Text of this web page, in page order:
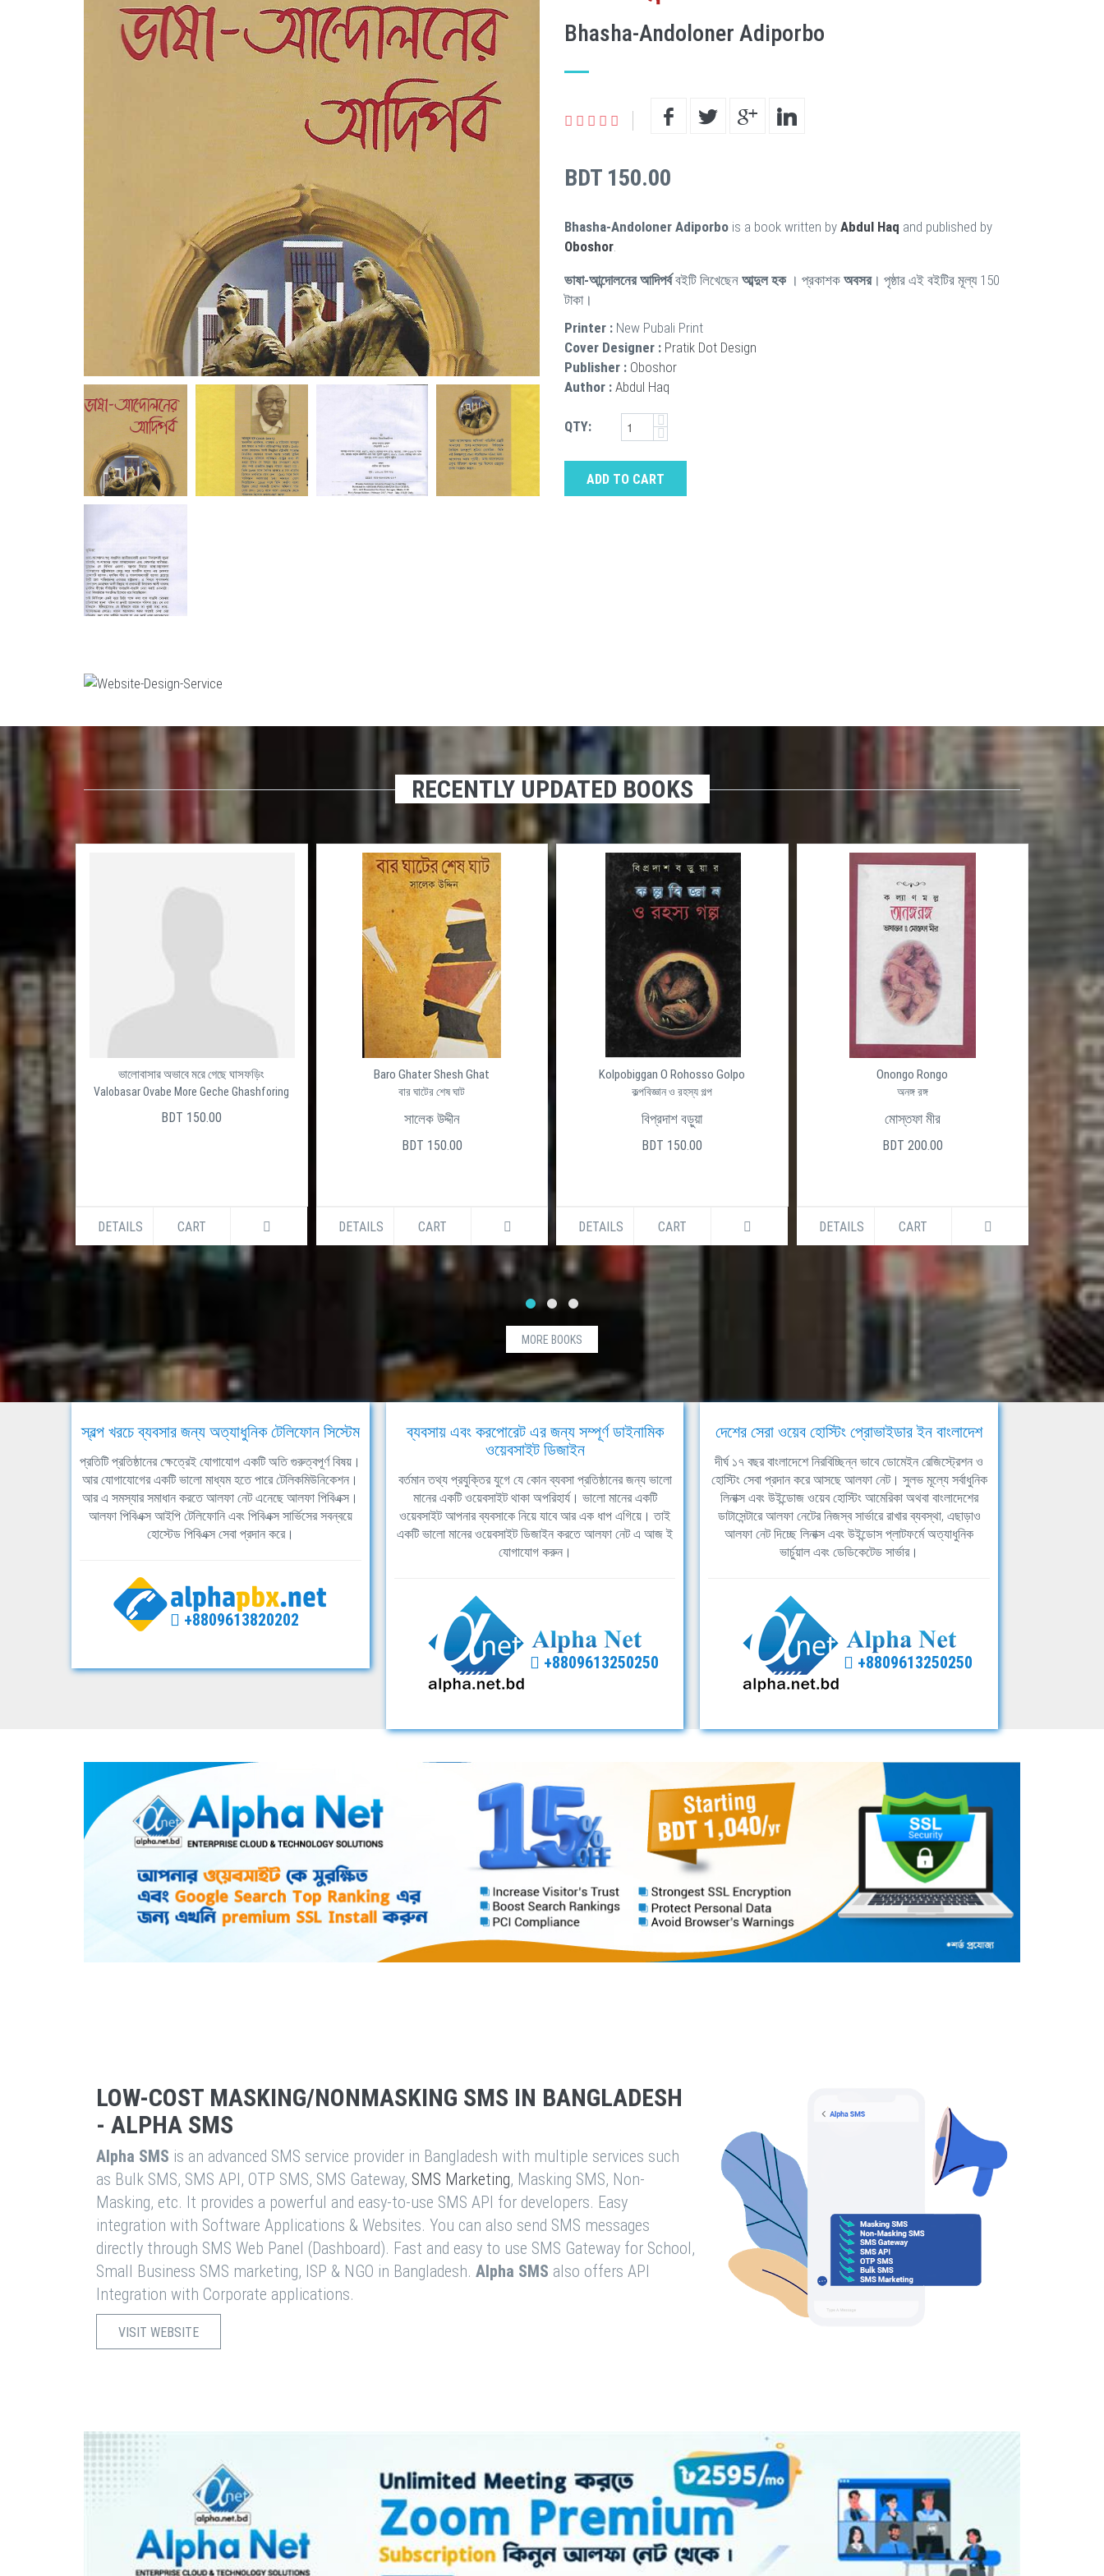
Bhasha-Andoloner Adiporbo
BDT 150.00
Bhasha-Andoloner Adiporbo is a book written by Abdul Haq and published by
Oboshor.
ভাষা-আন্দোলনের আদিপর্ববইটি লিখেছেন আব্দুল হক । প্রকাশক অবসর। পৃষ্ঠার এই বইটির মূল্য 150
টাকা।
Printer : New Pubali Print
Cover Designer : Pratik Dot Design
Publisher : Oboshor
Author : Abdul Haq
QTY:
ADD TO CART
RECENTLY UPDATED BOOKS
ভালোবাসার অভাবে মরে গেছে ঘাসফড়িং
Valobasar Ovabe More Geche Ghashforing
BDT 150.00
DETAILS CART
Baro Ghater Shesh Ghat
বার ঘাটের শেষ ঘাট
সালেক উদ্দীন
BDT 150.00
DETAILS CART
Kolpobiggan O Rohosso Golpo
কল্পবিজ্ঞান ও রহস্য গল্প
বিপ্রদাশ বড়ুয়া
BDT 150.00
DETAILS CART
Onongo Rongo
অনঙ্গ রঙ্গ
মোস্তফা মীর
BDT 200.00
DETAILS CART DETAILS
MORE BOOKS
স্বল্প খরচে ব্যবসার জন্য অত্যাধুনিক টেলিফোন সিস্টেম
প্রতিটি প্রতিষ্ঠানের ক্ষেত্রেই যোগাযোগ একটি অতি গুরুত্বপূর্ণ বিষয়।
আর যোগাযোগের একটি ভালো মাধ্যম হতে পারে টেলিকমিউনিকেশন।
আর এ সমস্যার সমাধান করতে আলফা নেট এনেছে আলফা পিবিএক্স।
আলফা পিবিএক্স আইপি টেলিফোনি এবং পিবিএক্স সার্ভিসের সবন্বয়ে
হোস্টেড পিবিএক্স সেবা প্রদান করে।
+8809613820202
ব্যবসায় এবং করপোরেট এর জন্য সম্পূর্ণ ডাইনামিক
ওয়েবসাইট ডিজাইন
বর্তমান তথ্য প্রযুক্তির যুগে যে কোন ব্যবসা প্রতিষ্ঠানের জন্য ভালো
মানের একটি ওয়েবসাইট থাকা অপরিহার্য। ভালো মানের একটি
ওয়েবসাইট আপনার ব্যবসাকে নিয়ে যাবে আর এক ধাপ এগিয়ে। তাই
একটি ভালো মানের ওয়েবসাইট ডিজাইন করতে আলফা নেট এ আজ ই
যোগাযোগ করুন।
+8809613250250
দেশের সেরা ওয়েব হোস্টিং প্রোভাইডার ইন বাংলাদেশ
দীর্ঘ ১৭ বছর বাংলাদেশে নিরবিচ্ছিন্ন ভাবে ডোমেইন রেজিস্ট্রেশন ও
হোস্টিং সেবা প্রদান করে আসছে আলফা নেট। সুলভ মূল্যে সর্বাধুনিক
লিনাক্স এবং উইন্ডোজ ওয়েব হোস্টিং আমেরিকা অথবা বাংলাদেশের
ডাটাসেন্টারে আলফা নেটের নিজস্ব সার্ভারে রাখার ব্যবস্থা, এছাড়াও
আলফা নেট দিচ্ছে লিনাক্স এবং উইন্ডোস প্লাটফর্মে অত্যাধুনিক
ভার্চুয়াল এবং ডেডিকেটেড সার্ভার।
+8809613250250
LOW-COST MASKING/NONMASKING SMS IN BANGLADESH
- ALPHA SMS
Alpha SMS is an advanced SMS service provider in Bangladesh with multiple services such
as Bulk SMS, SMS API, OTP SMS, SMS Gateway, SMS Marketing, Masking SMS, Non-
Masking, etc. It provides a powerful and easy-to-use SMS API for developers. Easy
integration with Software Applications & Websites. You can also send SMS messages
directly through SMS Web Panel (Dashboard). Fast and easy to use SMS Gateway for School,
Small Business SMS marketing, ISP & NGO in Bangladesh. Alpha SMS also offers API
Integration with Corporate applications.
VISIT WEBSITE